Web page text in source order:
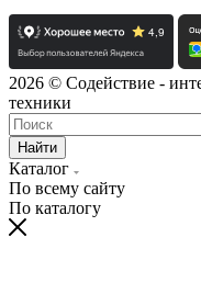
2026 © Содействие -
техники
Найти
Каталог
По всему сайту
По каталогу